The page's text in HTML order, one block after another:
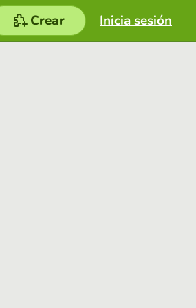
Inicia sesión
Crear